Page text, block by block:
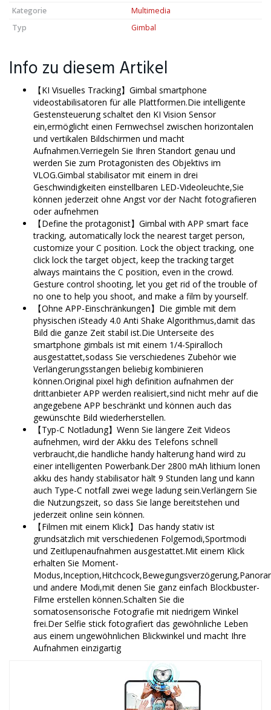
Kategorie
Multimedia
Typ
Gimbal
Info zu diesem Artikel
【KI Visuelles Tracking】Gimbal smartphone
videostabilisatoren für alle Plattformen.Die intelligente
Gestensteuerung schaltet den KI Vision Sensor
ein,ermöglicht einen Fernwechsel zwischen horizontalen
und vertikalen Bildschirmen und macht
Aufnahmen.Verriegeln Sie Ihren Standort genau und
werden Sie zum Protagonisten des Objektivs im
VLOG.Gimbal stabilisator mit einem in drei
Geschwindigkeiten einstellbaren LED-Videoleuchte,Sie
können jederzeit ohne Angst vor der Nacht fotografieren
oder aufnehmen
【Define the protagonist】Gimbal with APP smart face
tracking, automatically lock the nearest target person,
customize your C position. Lock the object tracking, one
click lock the target object, keep the tracking target
always maintains the C position, even in the crowd.
Gesture control shooting, let you get rid of the trouble of
no one to help you shoot, and make a film by yourself.
【Ohne APP-Einschränkungen】Die gimble mit dem
physischen iSteady 4.0 Anti Shake Algorithmus,damit das
Bild die ganze Zeit stabil ist.Die Unterseite des
smartphone gimbals ist mit einem 1/4-Spiralloch
ausgestattet,sodass Sie verschiedenes Zubehör wie
Verlängerungsstangen beliebig kombinieren
können.Original pixel high definition aufnahmen der
drittanbieter APP werden realisiert,sind nicht mehr auf die
angegebene APP beschränkt und können auch das
gewünschte Bild wiederherstellen.
【Typ-C Notladung】Wenn Sie längere Zeit Videos
aufnehmen, wird der Akku des Telefons schnell
verbraucht,die handliche handy halterung hand wird zu
einer intelligenten Powerbank.Der 2800 mAh lithium lonen
akku des handy stabilisator hält 9 Stunden lang und kann
auch Type-C notfall zwei wege ladung sein.Verlängern Sie
die Nutzungszeit, so dass Sie lange bereitstehen und
jederzeit online sein können.
【Filmen mit einem Klick】Das handy stativ ist
grundsätzlich mit verschiedenen Folgemodi,Sportmodi
und Zeitlupenaufnahmen ausgestattet.Mit einem Klick
erhalten Sie Moment-
und andere Modi,mit denen Sie ganz einfach Blockbuster-
Filme erstellen können.Schalten Sie die
somatosensorische Fotografie mit niedrigem Winkel
frei.Der Selfie stick fotografiert das gewöhnliche Leben
aus einem ungewöhnlichen Blickwinkel und macht Ihre
Aufnahmen einzigartig